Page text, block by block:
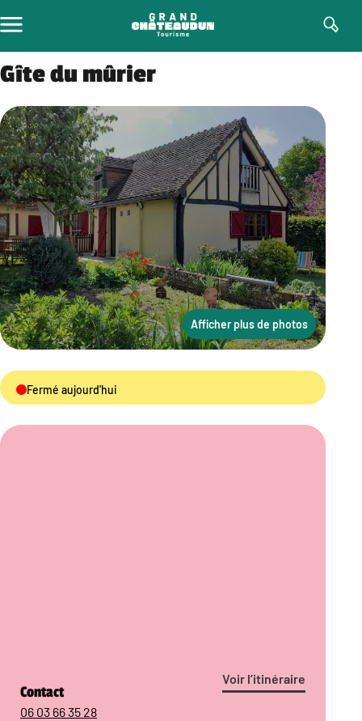
au
contenu
Gîte du mûrier
Afficher plus de photos
Fermé aujourd'hui
Voir l’itinéraire
Contact
06 03 66 35 28